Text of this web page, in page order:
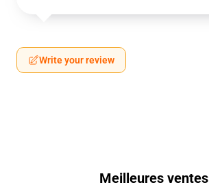
Write your review
Meilleures ventes